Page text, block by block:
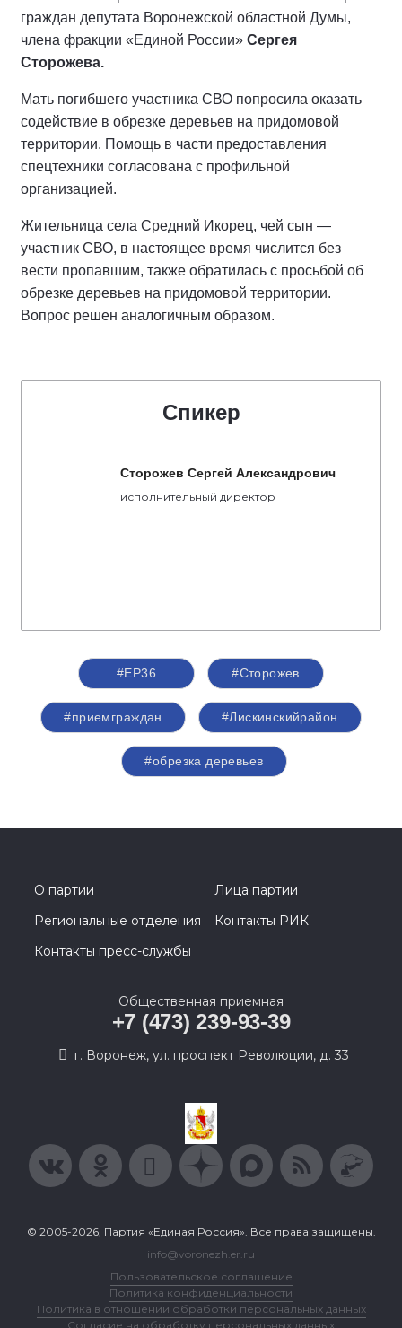
граждан депутата Воронежской областной Думы,
члена фракции «Единой России» Сергея
Сторожева.
Мать погибшего участника СВО попросила оказать
содействие в обрезке деревьев на придомовой
территории. Помощь в части предоставления
спецтехники согласована с профильной
организацией.
Жительница села Средний Икорец, чей сын —
участник СВО, в настоящее время числится без
вести пропавшим, также обратилась с просьбой об
обрезке деревьев на придомовой территории.
Вопрос решен аналогичным образом.
Спикер
Сторожев Сергей Александрович
исполнительный директор
#ЕР36 #Сторожев
#приемграждан #Лискинскийрайон
#обрезка деревьев
О партии
Лица партии
Региональные отделения
Контакты РИК
Контакты пресс-службы
Общественная приемная
+7 (473) 239-93-39
г. Воронеж, ул. проспект Революции, д. 33
© 2005-2026, Партия «Единая Россия». Все права защищены.
info@voronezh.er.ru
Пользовательское соглашение
Политика конфиденциальности
Политика в отношении обработки персональных данных
Согласие на обработку персональных данных